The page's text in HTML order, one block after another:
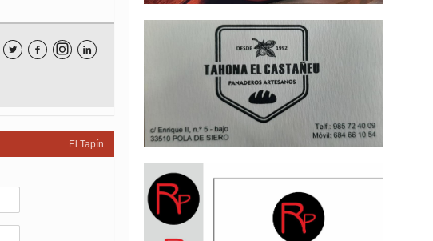
  
El Tapín